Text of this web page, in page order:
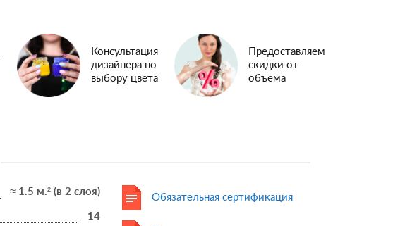
Консультация
дизайнера по
выбору цвета
Предоставляем
скидки от
объема
≈ 1.5 м.² (в 2 слоя)
14
Обязательная сертификация